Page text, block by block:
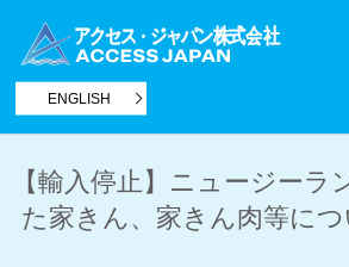
ENGLISH
【輸入停止】ニュージーラ
た家きん、家きん肉等に